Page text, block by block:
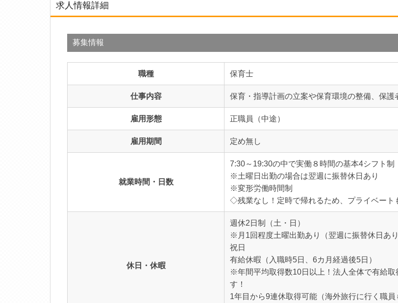
求人情報詳細
募集情報
職種 保育士
仕事内容 保育・指導計画の立案や保育環境の整備、保護
雇用形態 正職員（中途）
雇用期間 定め無し
就業時間・日数
7:30～19:30の中で実働８時間の基本4シフト制
※土曜日出勤の場合は翌週に振替休日あり
※変形労働時間制
◇残業なし！定時で帰れるため、プライベート
休日・休暇
週休2日制（土・日）
※月1回程度土曜出勤あり（翌週に振替休日あり
祝日
有給休暇（入職時5日、6カ月経過後5日）
※年間平均取得数10日以上！法人全体で有給
す！
1年目から9連休取得可能（海外旅行に行く職員